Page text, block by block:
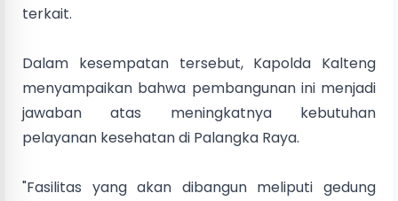
terkait.
Dalam kesempatan tersebut, Kapolda Kalteng
menyampaikan bahwa pembangunan ini menjadi
jawaban atas meningkatnya kebutuhan
pelayanan kesehatan di Palangka Raya.
"Fasilitas yang akan dibangun meliputi gedung